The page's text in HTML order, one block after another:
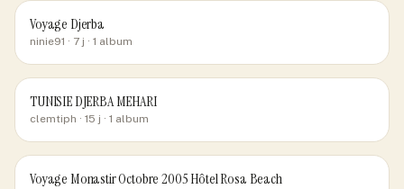
Voyage Djerba
ninie91 · 7 j · 1 album
TUNISIE DJERBA MEHARI
clemtiph · 15 j · 1 album
Voyage Monastir Octobre 2005 Hôtel Rosa Beach